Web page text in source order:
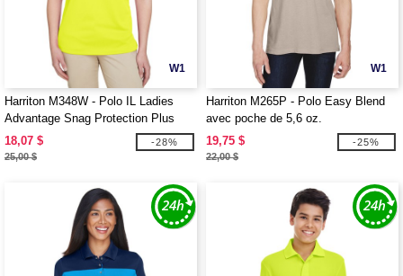
W1
Harriton M348W - Polo IL Ladies
Advantage Snag Protection Plus
18,07 $
25,00 $
-28%
W1
Harriton M265P - Polo Easy Blend
avec poche de 5,6 oz.
19,75 $
22,00 $
-25%